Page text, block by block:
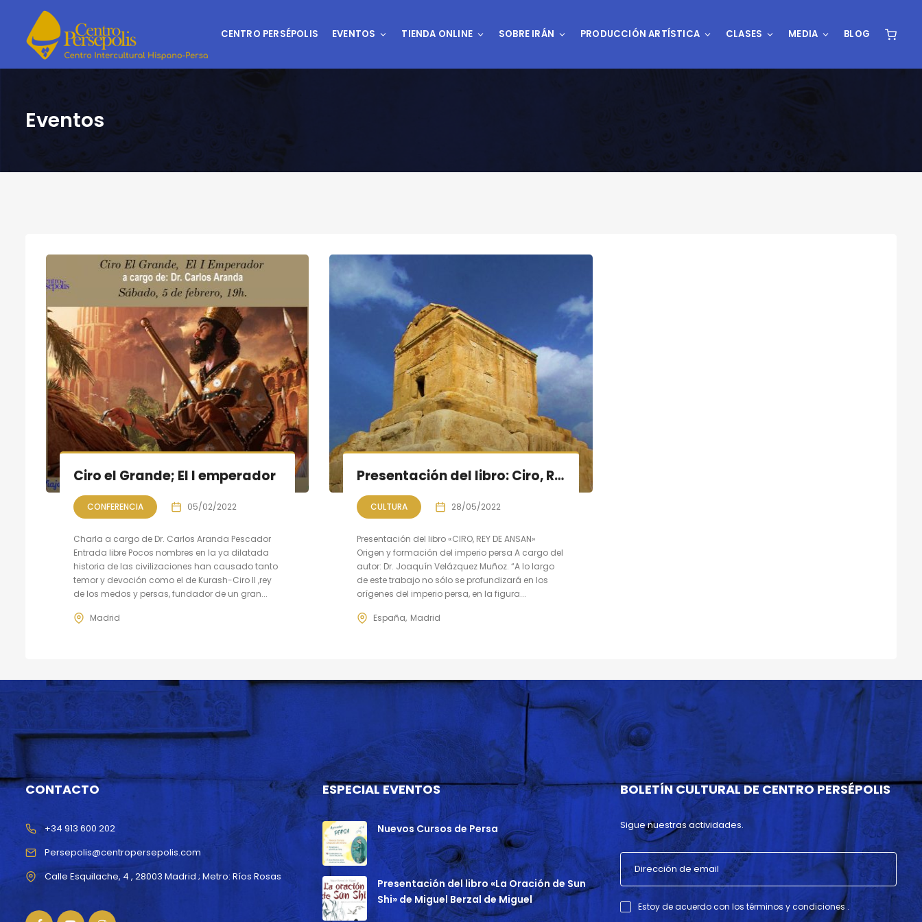
CENTRO PERSÉPOLIS EVENTOS TIENDA ONLINE SOBRE IRÁN PRODUCCIÓN ARTÍSTICA CLASES MEDIA BLOG
Eventos
Ciro el Grande; El I emperador
CONFERENCIA 05/02/2022
Charla a cargo de Dr. Carlos Aranda Pescador
Entrada libre Pocos nombres en la ya dilatada
historia de las civilizaciones han causado tanto
temor y devoción como el de Kurash-Ciro II ,rey
de los medos y persas, fundador de un gran...
Madrid
Presentación del libro: Ciro, Rey de Ansan. Origen y formación del imperio persa
CULTURA 28/05/2022
Presentación del libro «CIRO, REY DE ANSAN»
Origen y formación del imperio persa A cargo del
autor: Dr. Joaquín Velázquez Muñoz. “A lo largo
de este trabajo no sólo se profundizará en los
orígenes del imperio persa, en la figura...
España Madrid
CONTACTO
Persepolis@centropersepolis.com
+34 913 600 202
ESPECIAL EVENTOS
Nuevos Cursos de Persa
Presentación del libro «La Oración de Sun
Shi» de Miguel Berzal de Miguel
BOLETÍN CULTURAL DE CENTRO PERSÉPOLIS
Sigue nuestras actividades.
Estoy de acuerdo con los términos y condiciones .